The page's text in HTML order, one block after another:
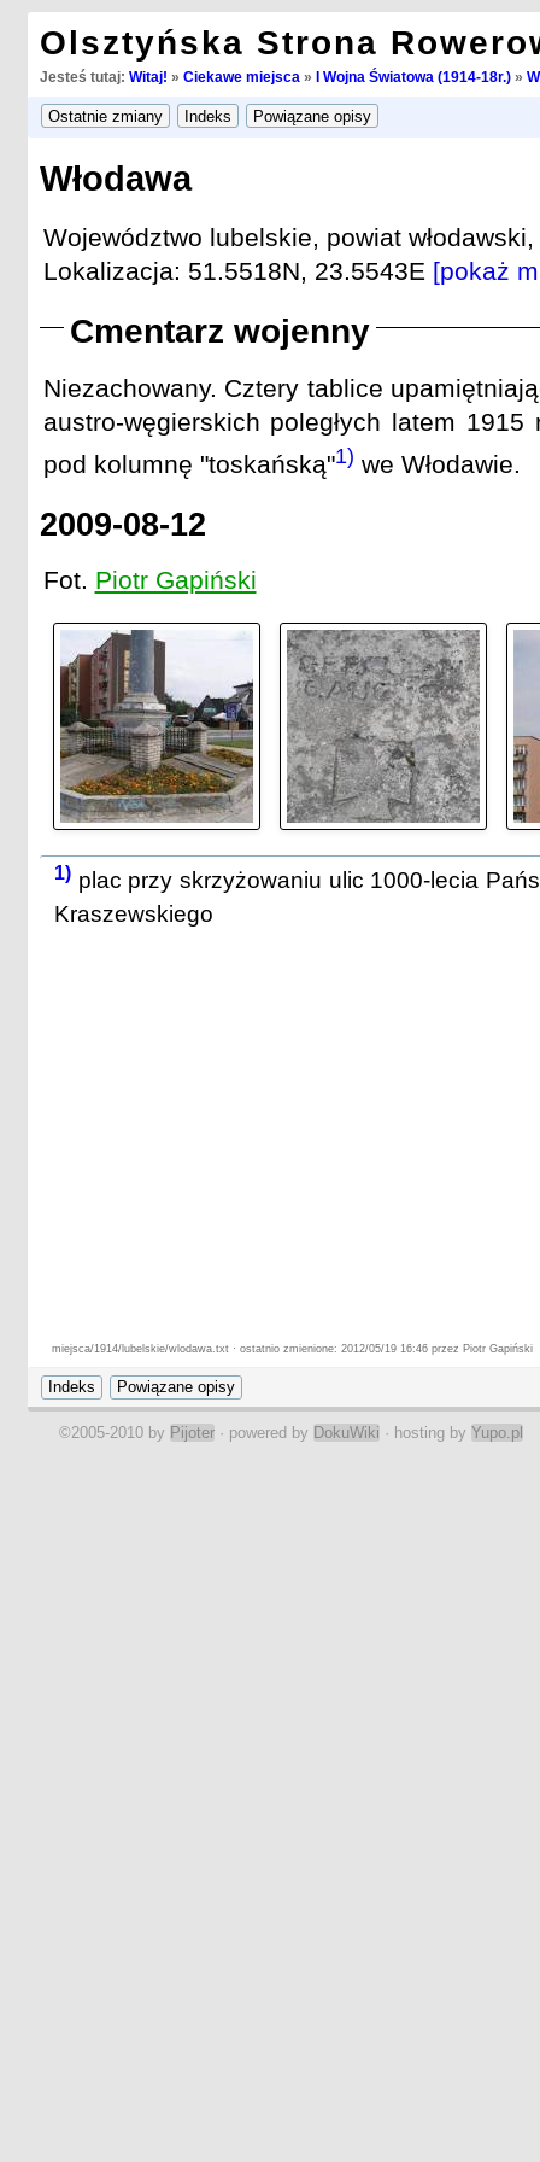
Olsztyńska Strona
Jesteś tutaj: Witaj! » Ciekawe miejsca » I Wojna Światowa (1914-18r.)»
Włodawa
Województwo lubelskie, powiat włodawski,
Lokalizacja: 51.5518N, 23.5543E [pokaż
Cmentarz wojenny
Niezachowany. Cztery tablice
austro-węgierskich poległych latem 1915
pod kolumnę "toskańską"1) we Włodawie.
2009-08-12
Fot. Piotr Gapiński
1) plac przy skrzyżowaniu ulic 1000-lecia
Kraszewskiego
miejsca/1914/lubelskie/wlodawa.txt · ostatnio zmienione: 2012/05/19 16:46 przez Piotr Gapiński
©2005-2010 by Pijoter · powered by DokuWiki · hosting by Yupo.pl